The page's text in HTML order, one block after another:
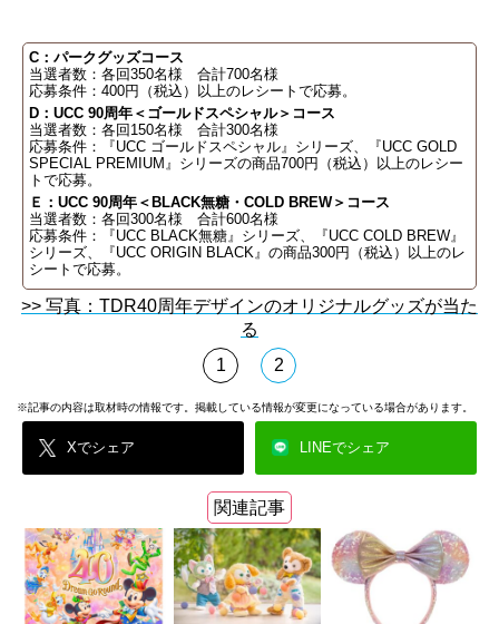
C：パークグッズコース
当選者数：各回350名様 合計700名様
応募条件：400円（税込）以上のレシートで応募。
D：UCC 90周年＜ゴールドスペシャル＞コース
当選者数：各回150名様 合計300名様
応募条件：『UCC ゴールドスペシャル』シリーズ、『UCC GOLD
SPECIAL PREMIUM』シリーズの商品700円（税込）以上のレシー
トで応募。
Ｅ：UCC 90周年＜BLACK無糖・COLD BREW＞コース
当選者数：各回300名様 合計600名様
応募条件：『UCC BLACK無糖』シリーズ、『UCC COLD BREW』
シリーズ、『UCC ORIGIN BLACK』の商品300円（税込）以上のレ
シートで応募。
>> 写真：TDR40周年デザインのオリジナルグッズが当た
る
1
2
※記事の内容は取材時の情報です。掲載している情報が変更になっている場合があります。
Xでシェア LINEでシェア
関連記事